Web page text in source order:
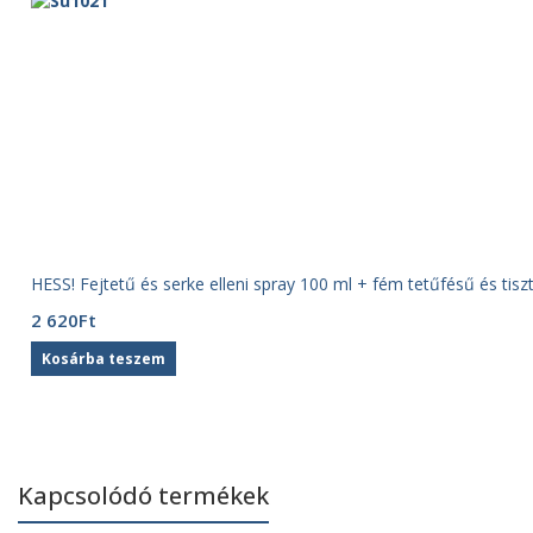
HESS! Fejtetű és serke elleni spray 100 ml + fém tetűfésű és
2 620Ft
Kosárba teszem
Kapcsolódó termékek